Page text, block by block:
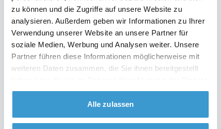
zu können und die Zugriffe auf unsere Website zu
analysieren. Außerdem geben wir Informationen zu Ihrer
Verwendung unserer Website an unsere Partner für
soziale Medien, Werbung und Analysen weiter. Unsere
Partner führen diese Informationen möglicherweise mit
weiteren Daten zusammen, die Sie ihnen bereitgestellt
gesammelt haben.
Alle zulassen
unwahrscheinlichen Fall, dass Sie mit Ihrem DJ nicht
zufrieden sind? Erhalten Sie Ihr Geld zurück.
Sehen Sie sich das Video über unsere Arbeitsweise